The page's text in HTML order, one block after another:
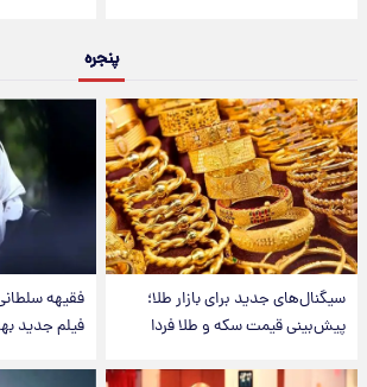
پنجره
سیگنال‌های جدید برای بازار طلا؛
پیش‌بینی قیمت سکه و طلا فردا
فقیهه
فیلم جدید